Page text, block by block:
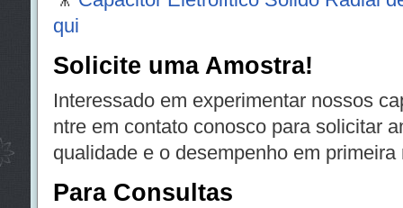
qui
Solicite uma Amostra!
Interessado em experimentar nossos
ntre em contato conosco para solicitar
qualidade e o desempenho em primeira
Para Consultas